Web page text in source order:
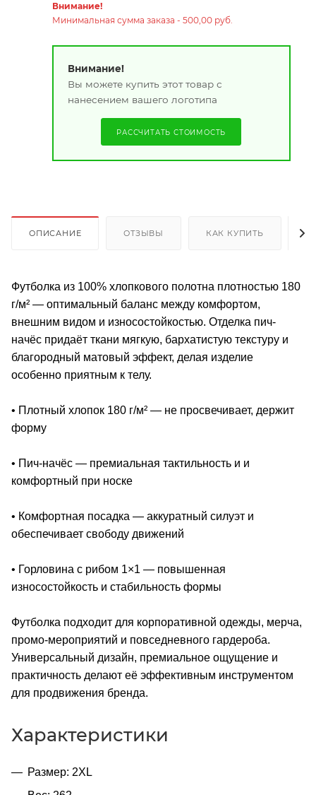
Внимание!
Минимальная сумма заказа - 500,00 руб.
Внимание!
Вы можете купить этот товар с
нанесением вашего логотипа
РАССЧИТАТЬ СТОИМОСТЬ
ОПИСАНИЕ ОТЗЫВЫ КАК КУПИТЬ
Футболка из 100% хлопкового полотна плотностью 180
г/м² — оптимальный баланс между комфортом,
внешним видом и износостойкостью. Отделка пич-
начёс придаёт ткани мягкую, бархатистую текстуру и
благородный матовый эффект, делая изделие
особенно приятным к телу.
• Плотный хлопок 180 г/м² — не просвечивает, держит
форму
• Пич-начёс — премиальная тактильность и и
комфортный при носке
• Комфортная посадка — аккуратный силуэт и
обеспечивает свободу движений
• Горловина с рибом 1×1 — повышенная
износостойкость и стабильность формы
Футболка подходит для корпоративной одежды, мерча,
промо-мероприятий и повседневного гардероба.
Универсальный дизайн, премиальное ощущение и
практичность делают её эффективным инструментом
для продвижения бренда.
Характеристики
Размер: 2XL